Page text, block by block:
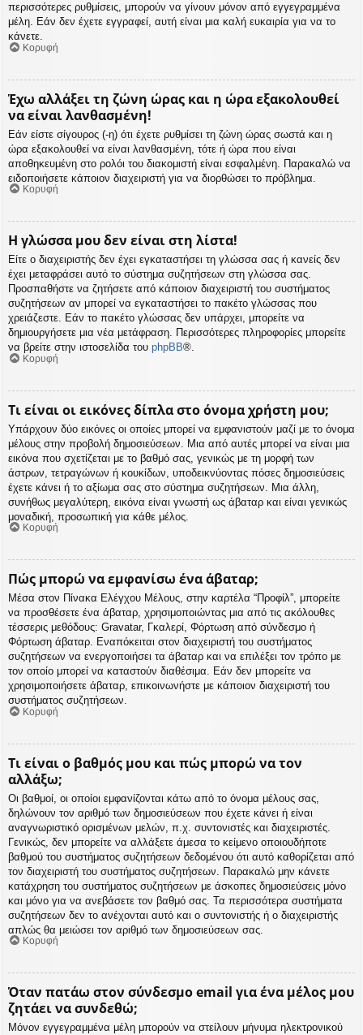
περισσότερες ρυθμίσεις, μπορούν να γίνουν μόνον από εγγεγραμμένα
μέλη. Εάν δεν έχετε εγγραφεί, αυτή είναι μια καλή ευκαιρία για να το
κάνετε.
Κορυφή
Έχω αλλάξει τη ζώνη ώρας και η ώρα εξακολουθεί
να είναι λανθασμένη!
Εάν είστε σίγουρος (-η) ότι έχετε ρυθμίσει τη ζώνη ώρας σωστά και η
ώρα εξακολουθεί να είναι λανθασμένη, τότε ή ώρα που είναι
αποθηκευμένη στο ρολόι του διακομιστή είναι εσφαλμένη. Παρακαλώ να
ειδοποιήσετε κάποιον διαχειριστή για να διορθώσει το πρόβλημα.
Κορυφή
Η γλώσσα μου δεν είναι στη λίστα!
Είτε ο διαχειριστής δεν έχει εγκαταστήσει τη γλώσσα σας ή κανείς δεν
έχει μεταφράσει αυτό το σύστημα συζητήσεων στη γλώσσα σας.
Προσπαθήστε να ζητήσετε από κάποιον διαχειριστή του συστήματος
συζητήσεων αν μπορεί να εγκαταστήσει το πακέτο γλώσσας που
χρειάζεστε. Εάν το πακέτο γλώσσας δεν υπάρχει, μπορείτε να
δημιουργήσετε μια νέα μετάφραση. Περισσότερες πληροφορίες μπορείτε
να βρείτε στην ιστοσελίδα του phpBB®.
Κορυφή
Τι είναι οι εικόνες δίπλα στο όνομα χρήστη μου;
Υπάρχουν δύο εικόνες οι οποίες μπορεί να εμφανιστούν μαζί με το όνομα
μέλους στην προβολή δημοσιεύσεων. Μια από αυτές μπορεί να είναι μια
εικόνα που σχετίζεται με το βαθμό σας, γενικώς με τη μορφή των
άστρων, τετραγώνων ή κουκίδων, υποδεικνύοντας πόσες δημοσιεύσεις
έχετε κάνει ή το αξίωμα σας στο σύστημα συζητήσεων. Μια άλλη,
συνήθως μεγαλύτερη, εικόνα είναι γνωστή ως άβαταρ και είναι γενικώς
μοναδική, προσωπική για κάθε μέλος.
Κορυφή
Πώς μπορώ να εμφανίσω ένα άβαταρ;
Μέσα στον Πίνακα Ελέγχου Μέλους, στην καρτέλα “Προφίλ”, μπορείτε
να προσθέσετε ένα άβαταρ, χρησιμοποιώντας μια από τις ακόλουθες
τέσσερις μεθόδους: Gravatar, Γκαλερί, Φόρτωση από σύνδεσμο ή
Φόρτωση άβαταρ. Εναπόκειται στον διαχειριστή του συστήματος
συζητήσεων να ενεργοποιήσει τα άβαταρ και να επιλέξει τον τρόπο με
τον οποίο μπορεί να καταστούν διαθέσιμα. Εάν δεν μπορείτε να
χρησιμοποιήσετε άβαταρ, επικοινωνήστε με κάποιον διαχειριστή του
συστήματος συζητήσεων.
Κορυφή
Τι είναι ο βαθμός μου και πώς μπορώ να τον
αλλάξω;
Οι βαθμοί, οι οποίοι εμφανίζονται κάτω από το όνομα μέλους σας,
δηλώνουν τον αριθμό των δημοσιεύσεων που έχετε κάνει ή είναι
αναγνωριστικό ορισμένων μελών, π.χ. συντονιστές και διαχειριστές.
Γενικώς, δεν μπορείτε να αλλάξετε άμεσα το κείμενο οποιουδήποτε
βαθμού του συστήματος συζητήσεων δεδομένου ότι αυτό καθορίζεται από
τον διαχειριστή του συστήματος συζητήσεων. Παρακαλώ μην κάνετε
κατάχρηση του συστήματος συζητήσεων με άσκοπες δημοσιεύσεις μόνο
και μόνο για να ανεβάσετε τον βαθμό σας. Τα περισσότερα συστήματα
συζητήσεων δεν το ανέχονται αυτό και ο συντονιστής ή ο διαχειριστής
απλώς θα μειώσει τον αριθμό των δημοσιεύσεων σας.
Κορυφή
Όταν πατάω στον σύνδεσμο email για ένα μέλος μου
ζητάει να συνδεθώ;
Μόνον εγγεγραμμένα μέλη μπορούν να στείλουν μήνυμα ηλεκτρονικού